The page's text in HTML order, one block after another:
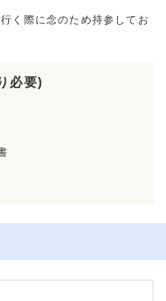
く際に念のため持参してお
必要)